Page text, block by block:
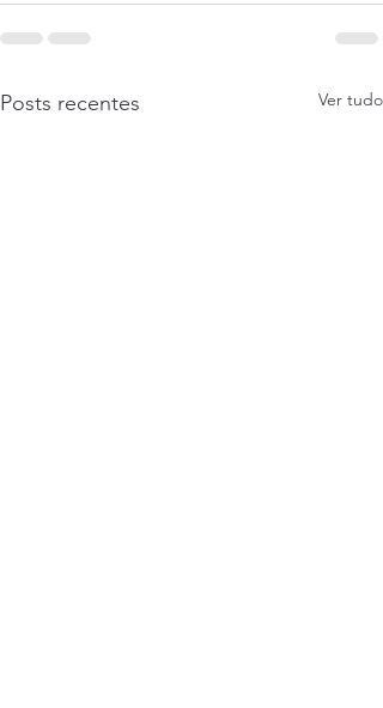
Posts recentes Ver tudo